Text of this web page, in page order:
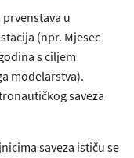
u
(npr. Mjesec
s ciljem
modelarstva).
saveza
saveza ističu se